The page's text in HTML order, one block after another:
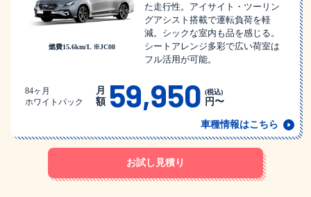
燃費15.6km/L ※JC08
た走行性。アイサイト・ツーリン
グアシスト搭載で運転負荷を軽
減。シックな室内も品を感じる。
シートアレンジ多彩で広い荷室は
フル活用が可能。
84ヶ月
ホワイトパック
月
額 59,950 (税込)
円〜
車種情報はこちら
お試し見積り